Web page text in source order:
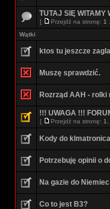
TUTAJ SIĘ WITAMY
[ Przejdź na stronę: 1
Wątki
ktos tu jeszcze
Muszę sprawdzić.
Rozrząd AAH - rolki
!!! UWAGA !!!
[ Przejdź na stronę: 1
Kody do klmatronica
Potrzebuję opinii o
Na gazie do Niemiec
Co to jest B3?